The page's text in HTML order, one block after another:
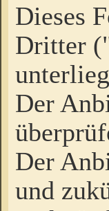
Dieses
Dritter
Der
Der
und